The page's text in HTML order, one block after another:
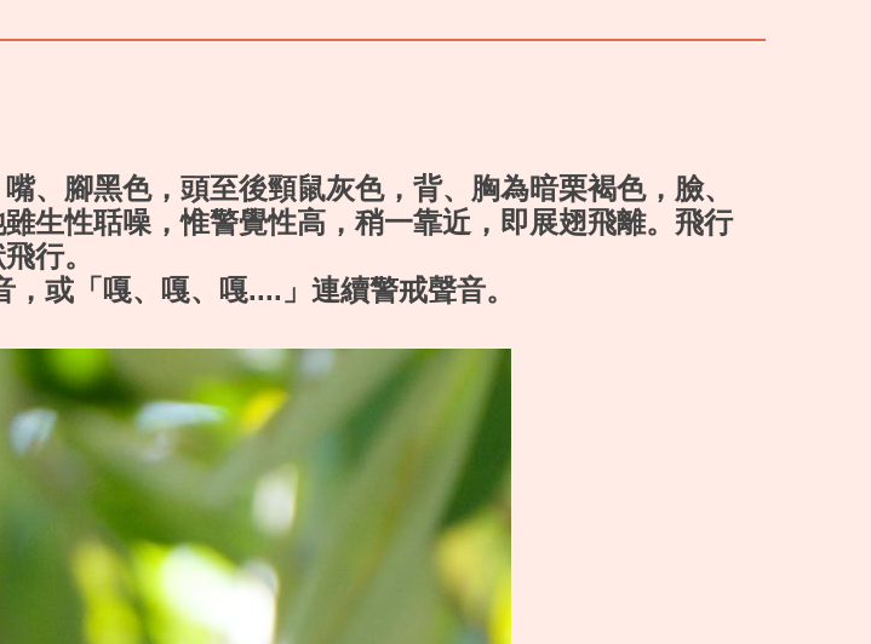
、腳黑色，頭至後頸鼠灰色，背、胸為暗栗褐色，臉、
生性聒噪，惟警覺性高，稍一靠近，即展翅飛離。飛行
行。
或「嘎、嘎、嘎....」連續警戒聲音。